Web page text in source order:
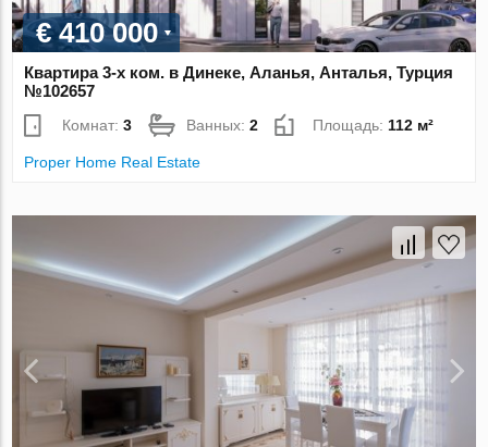
€ 410 000
Квартира 3-х ком. в Динеке, Аланья, Анталья, Турция
№102657
Комнат:3 Ванных:2 Площадь:112 м²
Proper Home Real Estate